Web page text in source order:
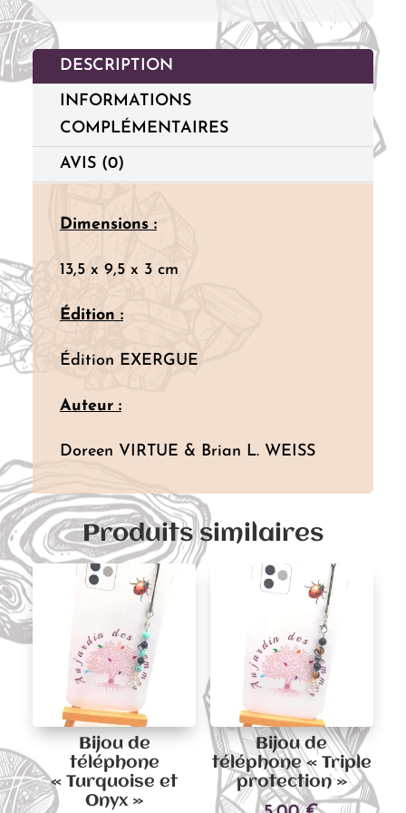
DESCRIPTION
INFORMATIONS
COMPLÉMENTAIRES
AVIS (0)
Dimensions :
13,5 x 9,5 x 3 cm
Édition :
Édition EXERGUE
Auteur :
Doreen VIRTUE & Brian L. WEISS
Produits similaires
Bijou de
téléphone
« Turquoise et
Onyx »
Bijou de
téléphone « Triple
protection »